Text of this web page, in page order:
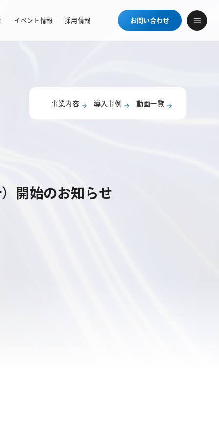
イベント情報 採用情報 お問い合わせ
事業内容 導入事例 動画一覧
開始のお知らせ